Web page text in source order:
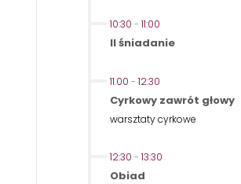
10:30 - 11:00
II śniadanie
11.00 - 12:30
Cyrkowy zawrót głowy
warsztaty cyrkowe
12:30 - 13:30
Obiad